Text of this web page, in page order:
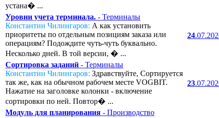
устана� ...
Уровни учета терминала. - Терминалы
Константин Чилингаров: А как установить
приоритеты по отдельным позициям заказа или
операциям? Подождите чуть-чуть буквально.
Несколько дней. В той версии, � ...
24
Сортировка заданий - Терминалы
Константин Чилингаров: Здравствуйте, Сортируется
так же, как на обычном рабочем месте VOGBIT.
Нажатие на заголовке колонки - включение
сортировки по ней. Повтор� ...
23
Модуль для планирования - Производство